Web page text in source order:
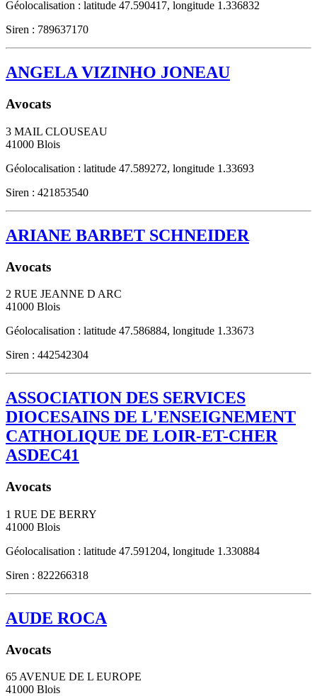
Géolocalisation : latitude 47.590417, longitude 1.336832
Siren : 789637170
ANGELA VIZINHO JONEAU
Avocats
3 MAIL CLOUSEAU
41000 Blois
Géolocalisation : latitude 47.589272, longitude 1.33693
Siren : 421853540
ARIANE BARBET SCHNEIDER
Avocats
2 RUE JEANNE D ARC
41000 Blois
Géolocalisation : latitude 47.586884, longitude 1.33673
Siren : 442542304
ASSOCIATION DES SERVICES
DIOCESAINS DE L'ENSEIGNEMENT
CATHOLIQUE DE LOIR-ET-CHER
ASDEC41
Avocats
1 RUE DE BERRY
41000 Blois
Géolocalisation : latitude 47.591204, longitude 1.330884
Siren : 822266318
AUDE ROCA
Avocats
65 AVENUE DE L EUROPE
41000 Blois